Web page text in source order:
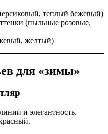
теплый бежевый)
(пыльные розовые,
желтый)
для «зимы»
и элегантность.